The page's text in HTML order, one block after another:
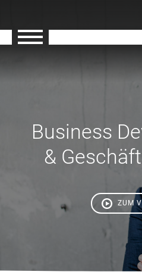
Business
&
ZUM